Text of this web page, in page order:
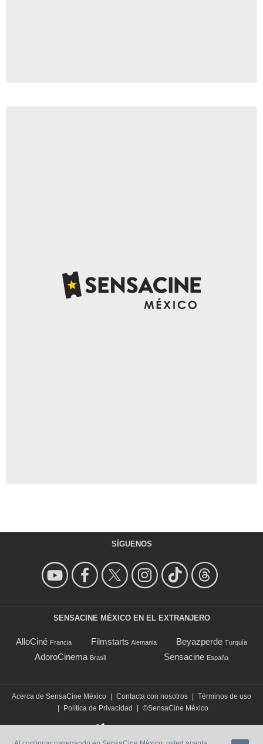
SÍGUENOS
SENSACINE MÉXICO EN EL EXTRANJERO
AlloCiné Francia Filmstarts Alemania Beyazperde Turquía
AdoroCinema Brasil Sensacine España
Acerca de SensaCine México Contacta con nosotros
Términos de uso
Política de Privacidad ©SensaCine México